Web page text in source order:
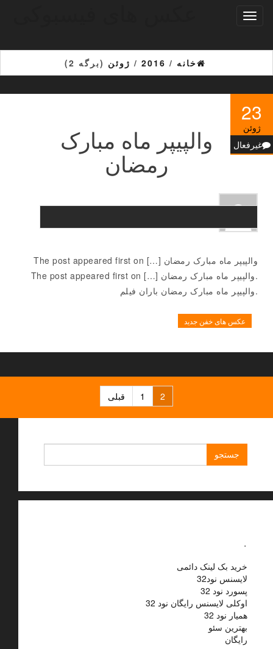
تغییر
خانه/
2016
/ ژوئن(برگه 2)
23
ژوئن
غیرفعال
والپیپر ماه مبارک
رمضان
والپیپر ماه مبارک رمضان […] The post appeared first on
.والپیپر ماه مبارک رمضان […] The post appeared first on
.والپیپر ماه مبارک رمضان باران فیلم
عکس های خفن جدید
نوشته‌ها
قبلی 1 2
برای:
خرید بک لینک دائمی
لایسنس نود32
پسورد نود 32
اوکلی لایسنس رایگان نود 32
همیار نود 32
بهترین سئو
رایگان